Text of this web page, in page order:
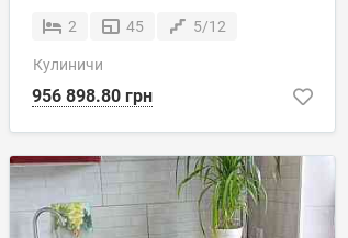
2 45 5/12
Кулиничи
956 898.80 грн